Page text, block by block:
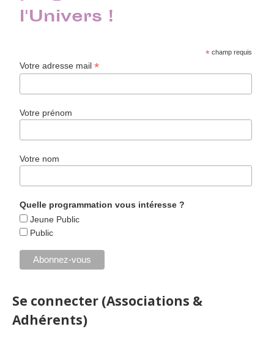
l'Univers !
* champ requis
Votre adresse mail*
Votre prénom
Votre nom
Quelle programmation vous intéresse ?
Jeune Public
Public
Se connecter (Associations &
Adhérents)